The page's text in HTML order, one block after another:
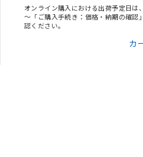
オンライン購入における出荷予定日は
～「ご購入手続き：価格・納期の確認
認ください。
カ